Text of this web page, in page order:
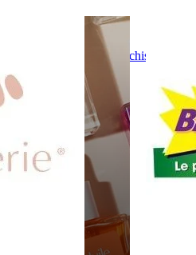
Devenir franchiseur